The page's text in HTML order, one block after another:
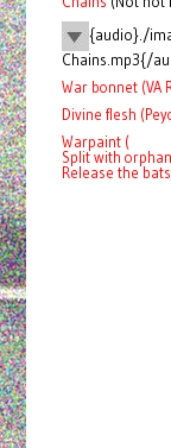
{audio}./
Chains.mp3{/
War bonnet (VA
Divine flesh
Warpaint (
Split with
Release the